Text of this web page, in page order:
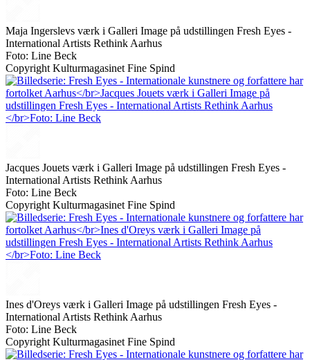
Maja Ingerslevs værk i Galleri Image på udstillingen Fresh Eyes -
International Artists Rethink Aarhus
Foto: Line Beck
Copyright Kulturmagasinet Fine Spind
Jacques Jouets værk i Galleri Image på udstillingen Fresh Eyes -
International Artists Rethink Aarhus
Foto: Line Beck
Copyright Kulturmagasinet Fine Spind
Ines d'Oreys værk i Galleri Image på udstillingen Fresh Eyes -
International Artists Rethink Aarhus
Foto: Line Beck
Copyright Kulturmagasinet Fine Spind